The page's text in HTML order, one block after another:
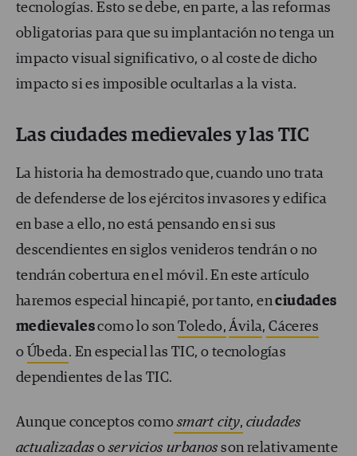
tecnologías. Esto se debe, en parte, a las reformas
obligatorias para que su implantación no tenga un
impacto visual significativo, o al coste de dicho
impacto si es imposible ocultarlas a la vista.
Las ciudades medievales y las TIC
La historia ha demostrado que, cuando uno trata
de defenderse de los ejércitos invasores y edifica
en base a ello, no está pensando en si sus
descendientes en siglos venideros tendrán o no
tendrán cobertura en el móvil. En este artículo
haremos especial hincapié, por tanto, enciudades
medievalescomo lo sonToledo, Ávila, Cáceres
o Úbeda. En especial las TIC, o tecnologías
dependientes de las TIC.
Aunque conceptos como smart city, ciudades
actualizadas oservicios urbanos son relativamente